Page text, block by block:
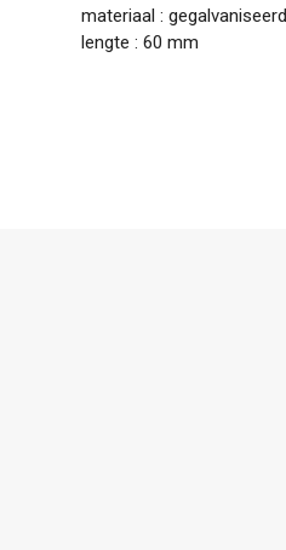
materiaal : gegalvaniseerd
lengte : 60 mm